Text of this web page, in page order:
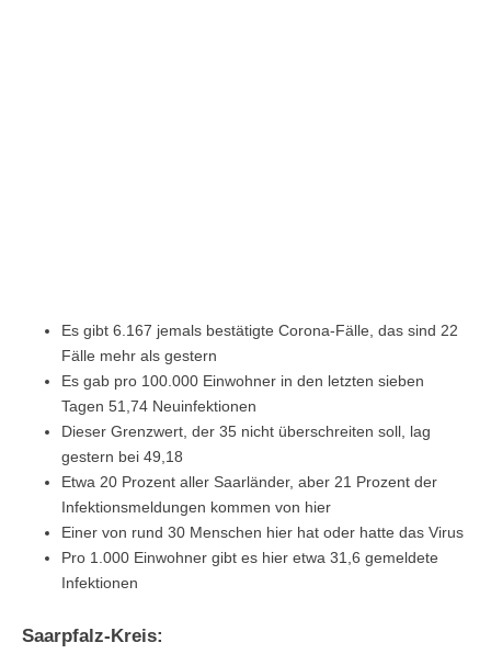
Es gibt 6.167 jemals bestätigte Corona-Fälle, das sind 22
Fälle mehr als gestern
Es gab pro 100.000 Einwohner in den letzten sieben
Tagen 51,74 Neuinfektionen
Dieser Grenzwert, der 35 nicht überschreiten soll, lag
gestern bei 49,18
Etwa 20 Prozent aller Saarländer, aber 21 Prozent der
Infektionsmeldungen kommen von hier
Einer von rund 30 Menschen hier hat oder hatte das Virus
Pro 1.000 Einwohner gibt es hier etwa 31,6 gemeldete
Infektionen
Saarpfalz-Kreis: